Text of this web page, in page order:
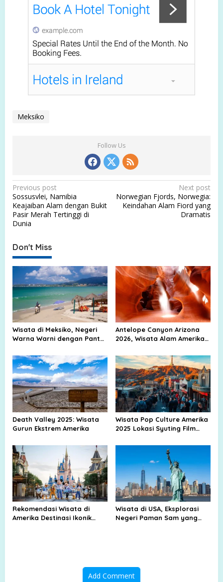
Meksiko
Follow Us
P
o
s
t
n
a
v
i
g
a
t
i
o
n
Previous post
Sossusvlei, Namibia
Keajaiban Alam dengan Bukit
Pasir Merah Tertinggi di
Dunia
Next post
Norwegian Fjords, Norwegia:
Keindahan Alam Fiord yang
Dramatis
Don't Miss
Wisata di Meksiko, Negeri
Warna Warni dengan Pantai
Peradaban Kuno
Antelope Canyon Arizona
2026, Wisata Alam Amerika
Death Valley 2025: Wisata
Gurun Ekstrem Amerika
Wisata Pop Culture Amerika
2025 Lokasi Syuting Film
Rekomendasi Wisata di
Amerika Destinasi Ikonik
Wisata di USA, Eksplorasi
Negeri Paman Sam yang
Add Comment